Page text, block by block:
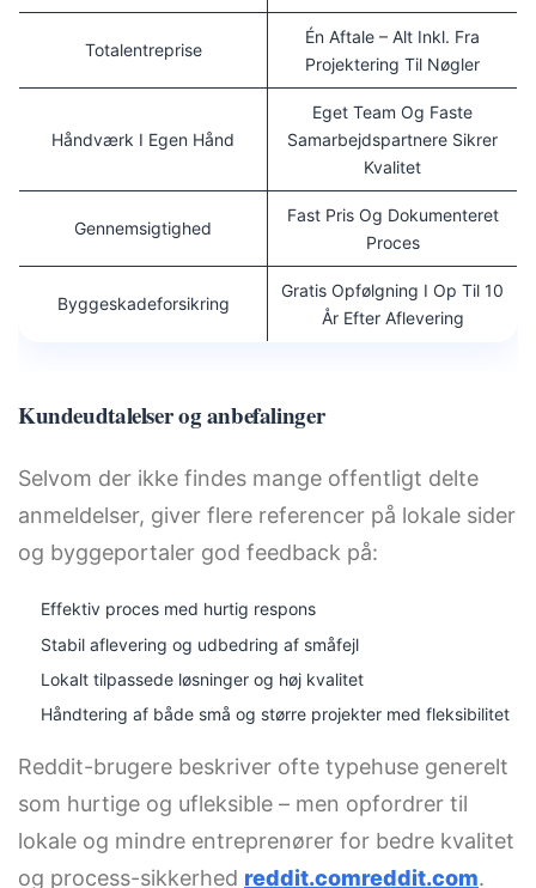
Totalentreprise
Én Aftale – Alt Inkl. Fra
Projektering Til Nøgler
Håndværk I Egen Hånd
Eget Team Og Faste
Samarbejdspartnere Sikrer
Kvalitet
Gennemsigtighed
Fast Pris Og Dokumenteret
Proces
Byggeskadeforsikring
Gratis Opfølgning I Op Til 10
År Efter Aflevering
Kundeudtalelser og anbefalinger
Selvom der ikke findes mange offentligt delte
anmeldelser, giver flere referencer på lokale sider
og byggeportaler god feedback på:
Effektiv proces med hurtig respons
Stabil aflevering og udbedring af småfejl
Lokalt tilpassede løsninger og høj kvalitet
Håndtering af både små og større projekter med fleksibilitet
Reddit-brugere beskriver ofte typehuse generelt
som hurtige og ufleksible – men opfordrer til
lokale og mindre entreprenører for bedre kvalitet
og process-sikkerhed reddit.comreddit.com.